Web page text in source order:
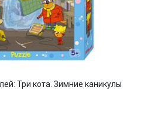
Три кота. Зимние каникулы